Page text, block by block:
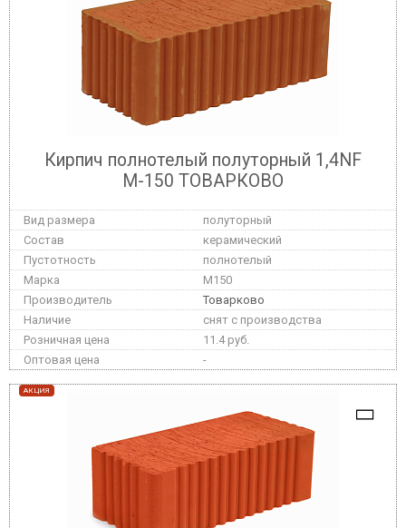
Кирпич полнотелый полуторный 1,4NF
М-150 ТОВАРКОВО
полуторный
керамический
полнотелый
M150
Товарково
снят с производства
11.4 руб.
-
АКЦИЯ